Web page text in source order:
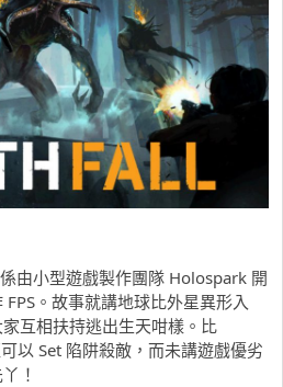
由小型遊戲製作團隊 Holospark 開
。故事就講地球比外星異形入
互相扶持逃出生天咁樣。比
以 Set 陷阱殺敵，而未講遊戲優劣
！